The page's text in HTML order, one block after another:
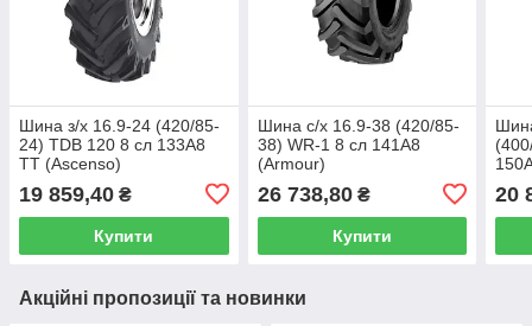
Шина з/х 16.9-24 (420/85-
24) TDB 120 8 сл 133A8
TT (Ascenso)
19 859,40 ₴
Купити
Шина с/х 16.9-38 (420/85-
38) WR-1 8 сл 141A8
(Armour)
26 738,80₴
Купити
20
Акційні пропозиції та новинки